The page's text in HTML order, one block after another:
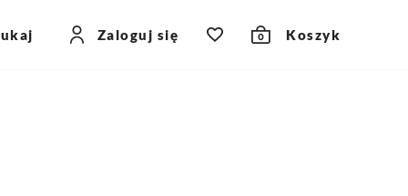
Zaloguj się 0 Koszyk